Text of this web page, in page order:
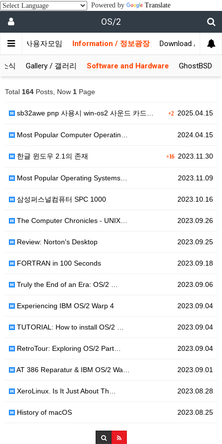
Powered by Translate
OS/2
/ 사용자모임 Information / 정보광장 Download / 자료실
식 Gallery / 갤러리 Software and Hardware GhostBSD
Total 164 Posts, Now 1 Page
+22025.04.15
sb32awe pnp 사용시 win-os2 사운드 카드…
2024.04.15
Most Popular Computer Operatin…
+162023.11.30
한글 윈도우 2.1의 존재
2023.11.09
Most Popular Operating Systems…
2023.10.16
삼성퍼스널컴퓨터 SPC 1000
2023.09.26
The Computer Chronicles - UNIX…
2023.09.25
Review: Norton's Desktop
2023.09.18
FORTRAN in 100 Seconds
2023.09.06
Truly the End of an Era: OS/2 …
2023.09.04
Experiencing IBM OS/2 Warp 4
2023.09.04
TUTORIAL: How to install OS/2 …
2023.09.04
RetroTour: Exploring OS/2 Part…
2023.09.01
AT 386 Reparatur & IBM OS/2 Wa…
2023.08.28
XeroLinux. Is It Just About Th…
2023.08.25
History of macOS